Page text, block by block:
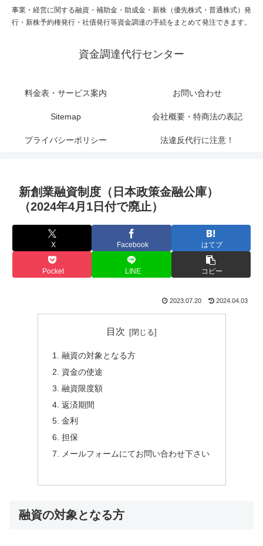
事業・経営に関する融資・補助金・助成金・新株（優先株式・普通株式）発
行・新株予約権発行・社債発行等資金調達の手続をまとめて発注できます。
資金調達代行センター
料金表・サービス案内 お問い合わせ
Sitemap 会社概要・特商法の表記
プライバシーポリシー 法違反代行に注意！
新創業融資制度（日本政策金融公庫）
（2024年4月1日付で廃止）
X Facebook はてブ
Pocket LINE コピー
2023.07.20 2024.04.03
目次
融資の対象となる方
資金の使途
融資限度額
返済期間
金利
担保
メールフォームにてお問い合わせ下さい
融資の対象となる方